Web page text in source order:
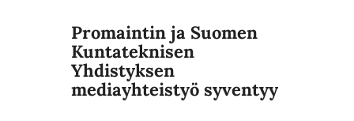
Promaintin ja Suomen
Kuntateknisen
Yhdistyksen
mediayhteistyö syventyy